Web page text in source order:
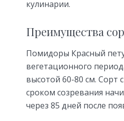
кулинарии.
Преимущества
Помидоры Красный
вегетационного
высотой 60-80 см. Сорт
сроком созревания
через 85 дней после